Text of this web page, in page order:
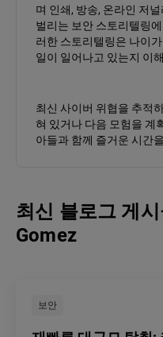
며 인쇄, 방송, 온라인 저
벌리는 보안 스토리텔링
러한 스토리텔링은 나이
일이 일어나고 있는지 이
최신 사이버 위협을 추적
혀 있거나 다음 모험을 계
아들과 함께 즐거운 시간
최신 블로그 게
Gomez
보안